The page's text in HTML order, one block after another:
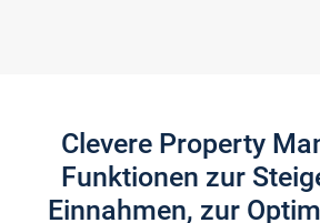
Clevere Property
Funktionen zur
Einnahmen, zur